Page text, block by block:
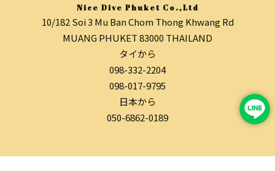
Nice Dive Phuket Co.,Ltd
10/182 Soi 3 Mu Ban Chom Thong Khwang Rd
MUANG PHUKET 83000 THAILAND
タイから
098-332-2204
098-017-9795
日本から
050-6862-0189